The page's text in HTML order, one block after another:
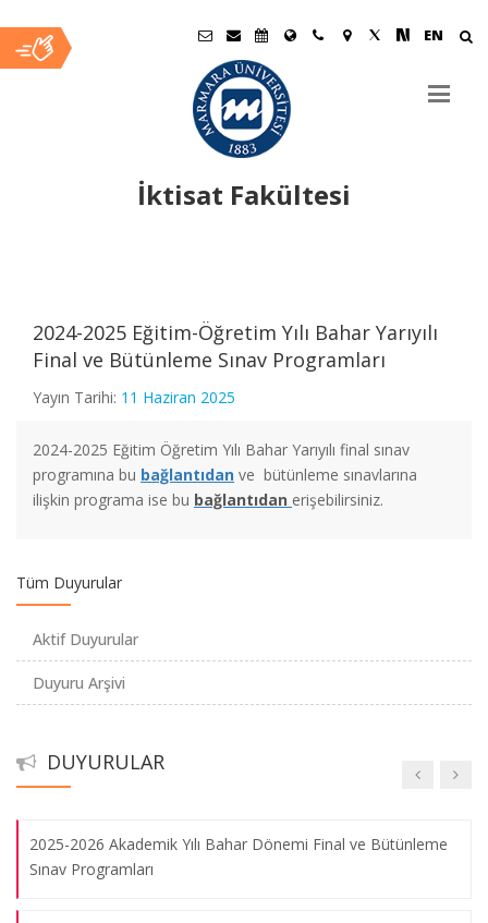
EN
İktisat Fakültesi
İçerik
2024-2025 Eğitim-Öğretim Yılı Bahar Yarıyılı
Final ve Bütünleme Sınav Programları
Yayın Tarihi: 11 Haziran 2025
2024-2025 Eğitim Öğretim Yılı Bahar Yarıyılı final sınav
programına bu bağlantıdan ve bütünleme sınavlarına
ilişkin programa ise bu bağlantıdan erişebilirsiniz.
Tüm Duyurular
Aktif Duyurular
Duyuru Arşivi
DUYURULAR
2024-2025 Eğitim-Öğretim Yılı Bahar Yarıyılı Ara Sınav
2024-2025 Güz Dönemi Tek Ders Sınavı
2024-2025 Eğitim Öğretim Yılı Güz Yarıyılı Final ve Bütünleme
2024-2025 Eğitim Öğretim Yılı Güz Yarıyılı Ara Sınav Mazeret
2024-2025 Eğitim Öğretim Yılı Güz Yarıyılı Lisans Ders
2025-2026 Akademik Yılı Bahar Dönemi Final ve Bütünleme
Sınav Programları